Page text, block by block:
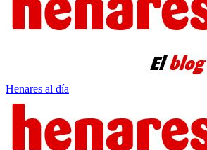
Henares al día